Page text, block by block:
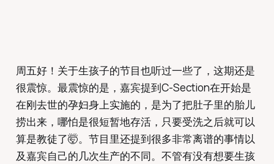
周五好！关于生孩子的节目也听过一些了，这期还是
很震惊。最震惊的是，嘉宾提到C-Section在开始是
在刚去世的孕妇身上实施的，是为了把肚子里的胎儿
捞出来，哪怕是很短暂地存活，只要受洗之后就可以
算是教徒了🤯。节目里还提到很多非常离谱的事情以
及嘉宾自己的几次生产的不同。不管有没有想要生孩